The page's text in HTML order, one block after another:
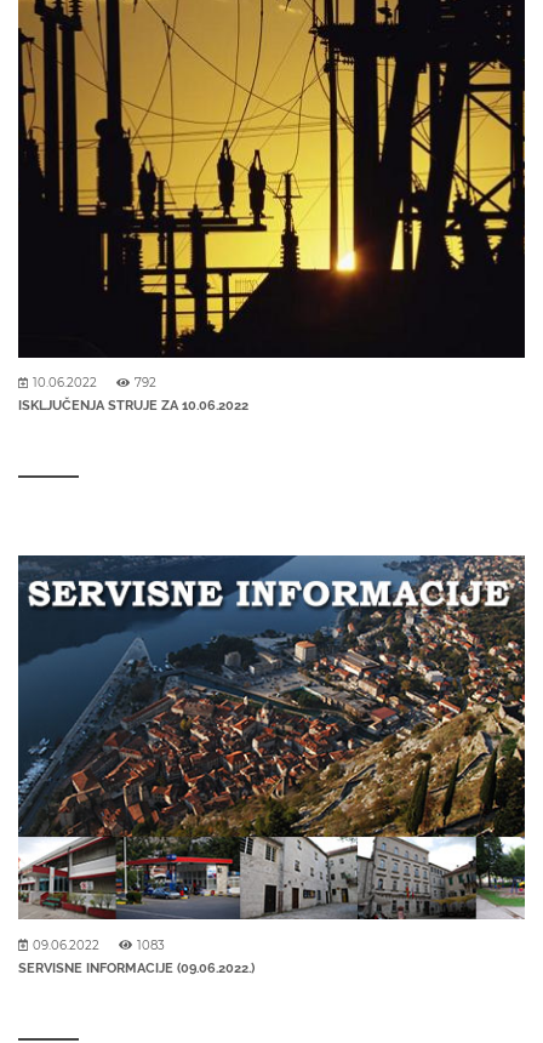
10.06.2022 792
ISKLJUČENJA STRUJE ZA 10.06.2022
09.06.2022 1083
SERVISNE INFORMACIJE (09.06.2022.)